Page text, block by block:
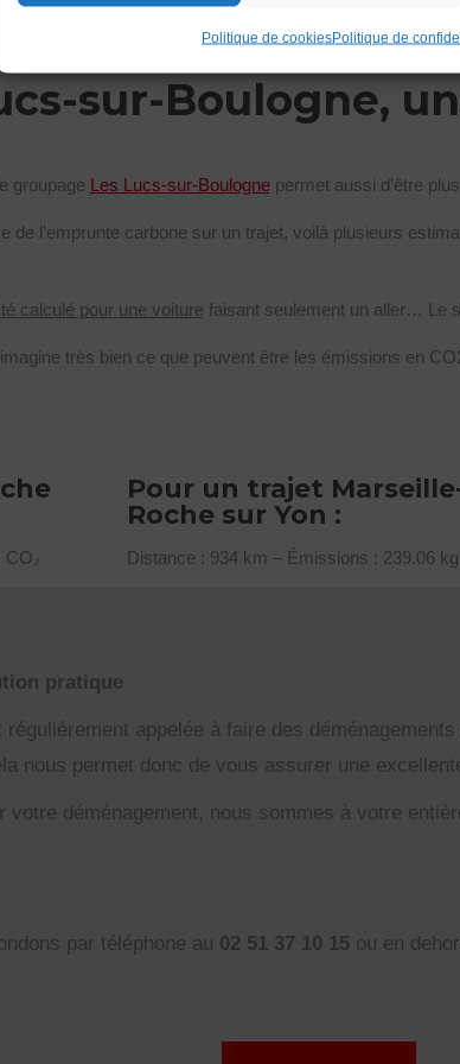
Politique de cookiesPolitique de
sur-Boulogne,
groupage Les Lucs-sur-Boulognepermet aussi d’être
de l’emprunte carbone sur un trajet, voilà plusieurs
calculé pour une voiture faisant seulement un aller… Le
très bien ce que peuvent être les émissions en
CO₂
Pour un trajet
Roche sur Yon :
Distance : 934 km – Émissions : 239.06
pratique
appelée à faire des
nous permet donc de vous assurer une
déménagement, nous sommes à votre
par téléphone au 02 51 37 10 15 ou en